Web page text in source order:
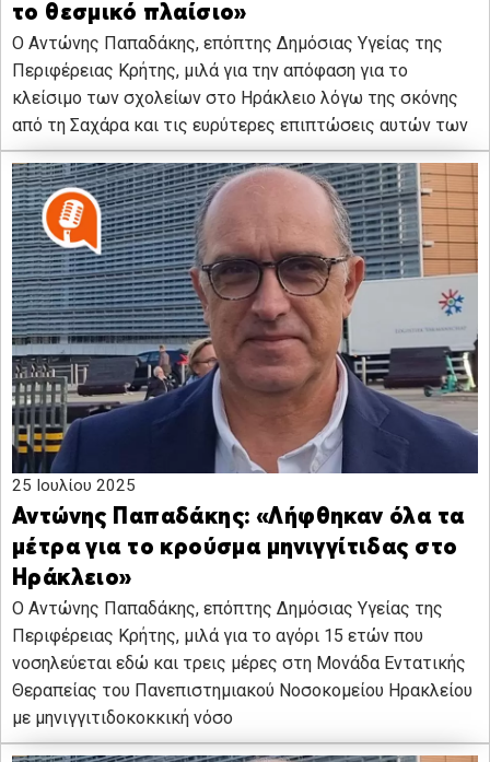
το θεσμικό πλαίσιο»
Ο Αντώνης Παπαδάκης, επόπτης Δημόσιας Υγείας της
Περιφέρειας Κρήτης, μιλά για την απόφαση για το
κλείσιμο των σχολείων στο Ηράκλειο λόγω της σκόνης
από τη Σαχάρα και τις ευρύτερες επιπτώσεις αυτών των
25 Ιουλίου 2025
Αντώνης Παπαδάκης: «Λήφθηκαν όλα τα
μέτρα για το κρούσμα μηνιγγίτιδας στο
Ηράκλειο»
Ο Αντώνης Παπαδάκης, επόπτης Δημόσιας Υγείας της
Περιφέρειας Κρήτης, μιλά για το αγόρι 15 ετών που
νοσηλεύεται εδώ και τρεις μέρες στη Μονάδα Εντατικής
Θεραπείας του Πανεπιστημιακού Νοσοκομείου Ηρακλείου
με μηνιγγιτιδοκοκκική νόσο